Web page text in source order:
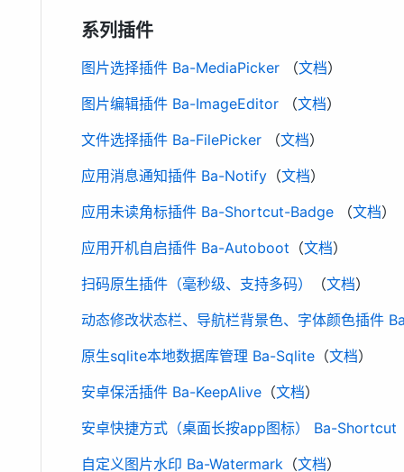
系列插件
图片选择插件 Ba-MediaPicker （文档）
图片编辑插件 Ba-ImageEditor （文档）
文件选择插件 Ba-FilePicker （文档）
应用消息通知插件 Ba-Notify （文档）
应用未读角标插件 Ba-Shortcut-Badge （文档）
应用开机自启插件 Ba-Autoboot （文档）
扫码原生插件（毫秒级、支持多码）
（文档）
动态修改状态栏、导航栏背景色、字体颜色插件
原生sqlite本地数据库管理 Ba-Sqlite （文档）
安卓保活插件 Ba-KeepAlive （文档）
安卓快捷方式（桌面长按app图标） Ba-Shortcut
自定义图片水印 Ba-Watermark （文档）